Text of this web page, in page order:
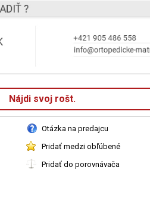
Nájdi svoj rošt.
Otázka na predajcu
Pridať medzi obľúbené
Pridať do porovnávača